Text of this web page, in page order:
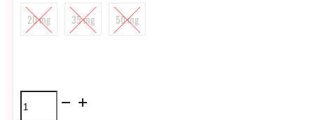
20 mg 35 mg 50 mg
Líquido